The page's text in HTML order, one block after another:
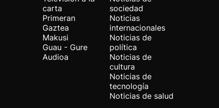
carta
Primeran
Gaztea
Makusi
Guau - Gure
Audioa
sociedad
Noticias
internacionales
Noticias de
política
Noticias de
cultura
Noticias de
tecnología
Noticias de salud